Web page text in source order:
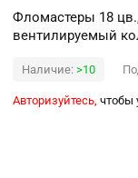
Фломастеры 18
вентилируемый
Наличие: >10
Авторизуйтесь, чтобы